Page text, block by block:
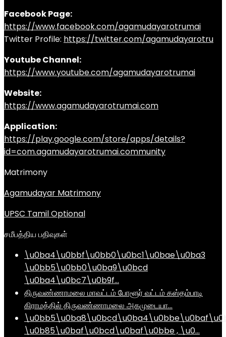
Facebook Page:
https://www.facebook.com/agamudayarotrumai
Twitter Profile: https://twitter.com/agamudayarotru
Youtube Channel:
https://www.youtube.com/agamudayarotrumai
Website:
https://www.agamudayarotrumai.com
Application:
https://play.google.com/store/apps/details?
id=com.agamudayarotrumai.community
Matrimony
Agamudayar Matrimony
UPSC Tamil Optional
சமீபத்திய பதிவுகள்
\u0ba4\u0bbf\u0bb0\u0bc1\u0bae\u0ba3
\u0bb5\u0bb0\u0ba9\u0bcd
\u0ba4\u0bc7\u0b9f…
திருவண்ணாமலை மாவட்டம் போளூர் வட்டம் கஸ்தம்பாடி
கிராமத்தில் திருவண்ணாமலை அகமுடையா…
\u0b85\u0baf\u0bcd\u0baf\u0bbe , \u0…